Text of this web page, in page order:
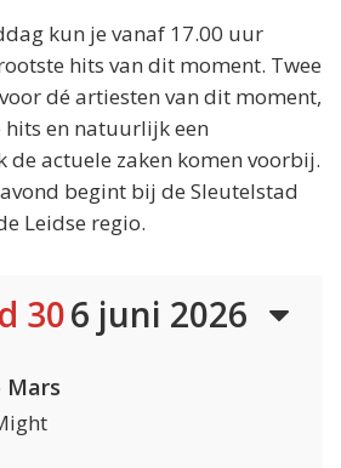
kun je vanaf 17.00 uur
hits van dit moment. Twee
dé artiesten van dit moment,
hits en natuurlijk een
de actuele zaken komen voorbij.
begint bij de Sleutelstad
Leidse regio.
306 juni 2026
Mars